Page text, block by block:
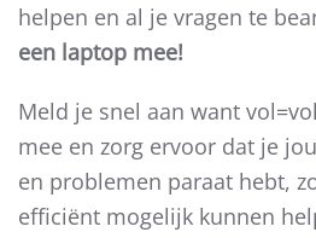
helpen en al je vragen te
een laptop mee!
Meld je snel aan want
mee en zorg ervoor dat je
en problemen paraat hebt,
efficiënt mogelijk kunnen